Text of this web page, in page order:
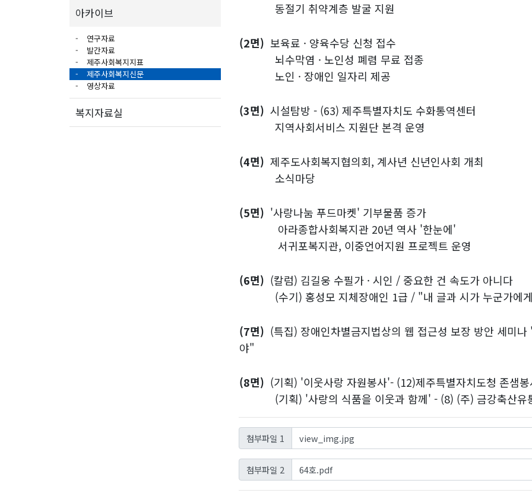
아카이브
연구자료
발간자료
제주사회복지지표
제주사회복지신문
영상자료
복지자료실
동절기 취약계층 발굴 지원
(2면) 보육료 · 양육수당 신청 접수
뇌수막염 · 노인성 폐렴 무료 접종
노인 · 장애인 일자리 제공
(3면) 시설탐방 - (63) 제주특별자치도 수화통역센터
지역사회서비스 지원단 본격 운영
(4면) 제주도사회복지협의회, 계사년 신년인사회 개최
소식마당
(5면) '사랑나눔 푸드마켓' 기부물품 증가
아라종합사회복지관 20년 역사 '한눈에'
서귀포복지관, 이중언어지원 프로젝트 운영
(6면) (칼럼) 김길웅 수필가 · 시인 / 중요한 건 속도가 아니다
(수기) 홍성모 지체장애인 1급 / "내 글과 시가 누군가에게
(7면) (특집) 장애인차별금지법상의 웹 접근성 보장 방안 세미
야"
(8면) (기획) '이웃사랑 자원봉사'- (12)제주특별자치도청 존샘봉
(기획) '사랑의 식품을 이웃과 함께' - (8) (주) 금강축산유
첨부파일 1 view_img.jpg
첨부파일 2 64호.pdf